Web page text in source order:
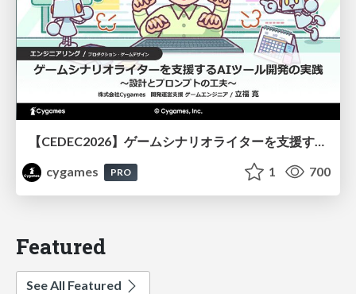
【CEDEC2026】ゲームシナリオライターを支援するAIツール開発の実践 ― 設計とプロンプトの工夫 ―
cygames
PRO 1 700
Featured
See All Featured